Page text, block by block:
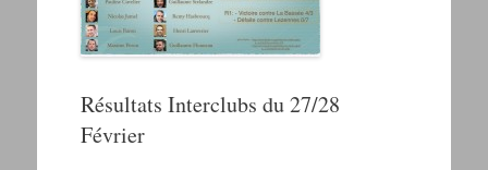
Résultats Interclubs du 27/28
Février